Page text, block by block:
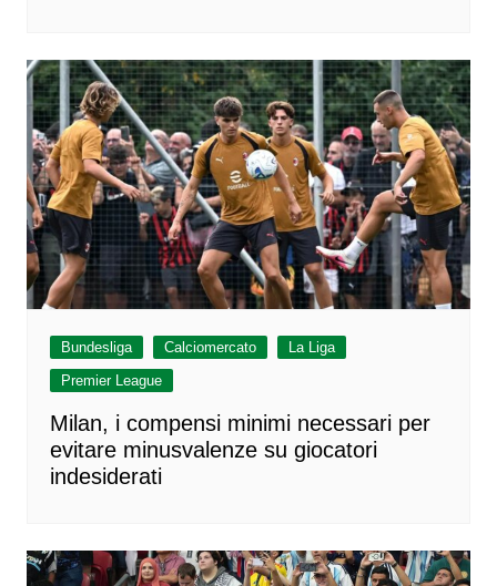
Bundesliga Calciomercato
La Liga
Premier League
Milan, i compensi minimi necessari per
evitare minusvalenze su giocatori
indesiderati